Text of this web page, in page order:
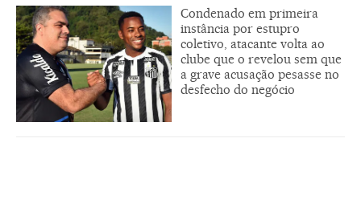
Condenado em primeira
instância por estupro
coletivo, atacante volta ao
clube que o revelou sem que
a grave acusação pesasse no
desfecho do negócio